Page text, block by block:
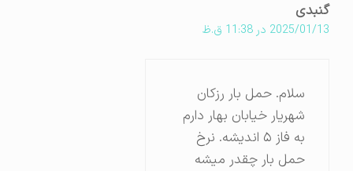
گنبدی
2025/01/13 در 11:38 ق.ظ
سلام. حمل بار رزکان
شهریار خیابان بهار دارم
به فاز ۵ اندیشه. نرخ
حمل بار چقدر میشه